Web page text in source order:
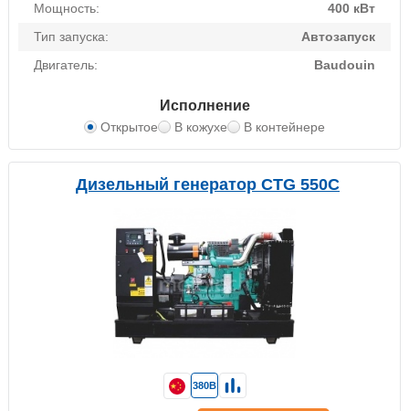
Мощность:
400 кВт
Тип запуска:
Автозапуск
Двигатель:
Baudouin
Исполнение
Открытое В кожухе В контейнере
Дизельный генератор CTG 550C
380В